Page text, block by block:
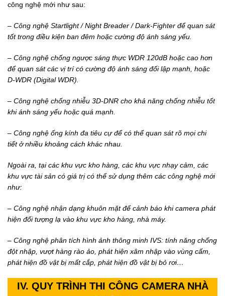
công nghệ mới như sau:
– Công nghệ Startlight/ Night Breader / Dark-Fighter để quan sát
tốt trong điều kiện ban đêm hoặc cường độ ánh sáng yếu.
– Công nghệ chống ngược sáng thực WDR 120dB hoặc cao hơn
để quan sát các vị trí có cường độ ánh sáng đối lập mạnh, hoặc
D-WDR (Digital WDR).
– Công nghệ chống nhiễu 3D-DNR cho khả năng chống nhiễu tốt
khi ánh sáng yếu hoặc quá mạnh.
– Công nghệ ống kính đa tiêu cự để có thể quan sát rõ mọi chi
tiết ở nhiều khoảng cách khác nhau.
Ngoài ra, tại các khu vực kho hàng, các khu vực nhạy cảm, các
khu vực tài sản có giá trị có thể sử dụng thêm các công nghệ mới
như:
– Công nghệ nhận dạng khuôn mặt để cảnh báo khi camera phát
hiện đối tượng lạ vào khu vực kho hàng, nhà máy.
– Công nghệ phân tích hình ảnh thông minh IVS: tính năng chống
đột nhập, vượt hàng rào ảo, phát hiện xâm nhập vào vùng cấm,
phát hiện đồ vật bị mất cắp, phát hiện đồ vật bị bỏ rơi…
IV. QUY TRÌNH THI CÔNG CAMERA NHÀ